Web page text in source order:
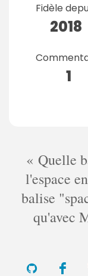
Fidèle
2018
1
Quelle
l'espace
balise
qu'avec